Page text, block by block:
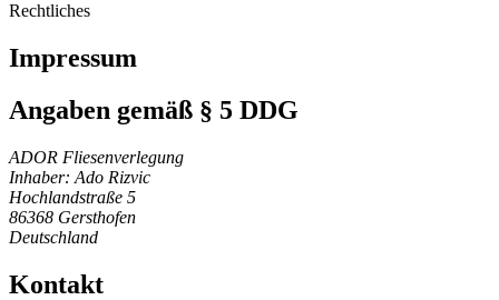
Rechtliches
Impressum
Angaben gemäß § 5 DDG
ADOR Fliesenverlegung
Inhaber: Ado Rizvic
Hochlandstraße 5
86368 Gersthofen
Deutschland
Kontakt